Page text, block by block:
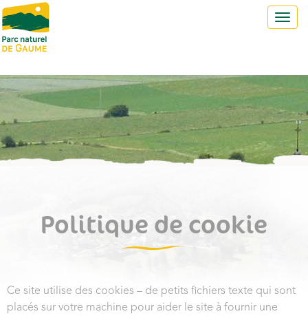
Politique de cookie
Ce site utilise des cookies – de petits fichiers texte qui sont
placés sur votre machine pour aider le site à fournir une